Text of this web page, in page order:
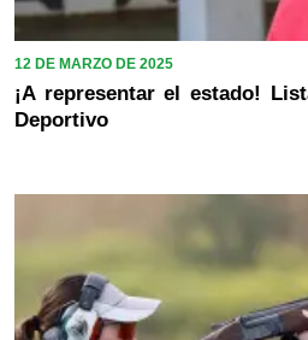
12 DE MARZO DE 2025
¡A representar el estado!
Deportivo